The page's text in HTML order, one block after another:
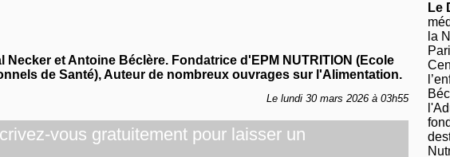
Necker et Antoine Béclère. Fondatrice d'EPM NUTRITION (Ecole
de Santé), Auteur de nombreux ouvrages sur l'Alimentation.
Le lundi 30 mars 2026 à 03h55
vous gratuitement pour laisser un
Le
la